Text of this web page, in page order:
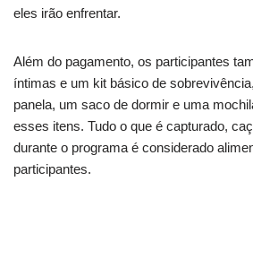
eles irão enfrentar.
Além do pagamento, os participantes
íntimas e um kit básico de
panela, um saco de dormir e uma
esses itens. Tudo o que é capturado,
durante o programa é considerado
participantes.